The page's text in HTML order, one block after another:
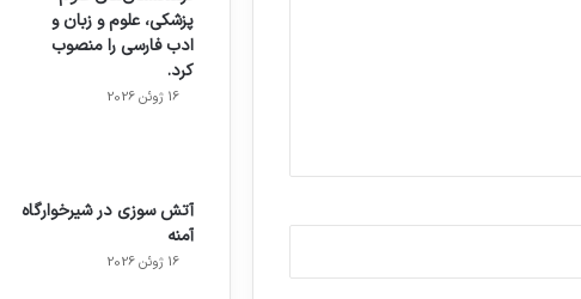
پزشکی، علوم و زبان و
ادب فارسی را منصوب
کرد.
16 ژوئن 2026
آتش سوزی در شیرخوارگاه
آمنه
16 ژوئن 2026